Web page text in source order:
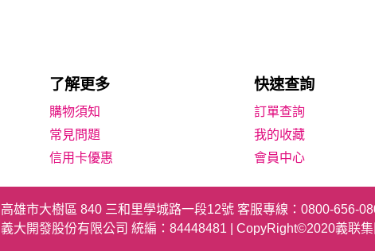
了解更多 快速查詢
購物須知
常見問題 我的收藏
信用卡優惠 會員中心
高雄市大樹區 840 三和里學城路一段12號 客服專線： 0800-656-
義大開發股份有限公司 統編：84448481 | CopyRight©2020義联